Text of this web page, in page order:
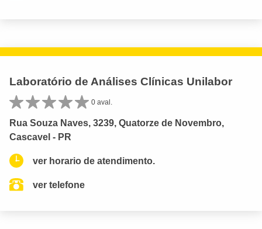
Laboratório de Análises Clínicas Unilabor
0 aval.
Rua Souza Naves, 3239, Quatorze de Novembro,
Cascavel - PR
ver horario de atendimento.
ver telefone